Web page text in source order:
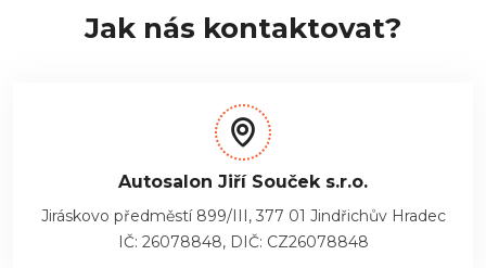
Jak nás kontaktovat?
Autosalon Jiří Souček s.r.o.
Jiráskovo předměstí 899/III, 377 01 Jindřichův Hradec
IČ: 26078848, DIČ: CZ26078848